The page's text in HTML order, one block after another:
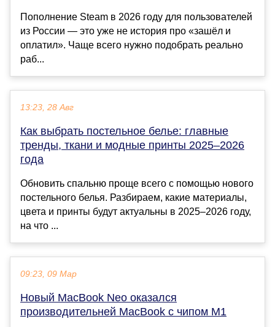
Пополнение Steam в 2026 году для пользователей
из России — это уже не история про «зашёл и
оплатил». Чаще всего нужно подобрать реально
раб...
13:23, 28 Авг
Как выбрать постельное белье: главные
тренды, ткани и модные принты 2025–2026
года
Обновить спальню проще всего с помощью нового
постельного белья. Разбираем, какие материалы,
цвета и принты будут актуальны в 2025–2026 году,
на что ...
09:23, 09 Мар
Новый MacBook Neo оказался
производительней MacBook с чипом M1